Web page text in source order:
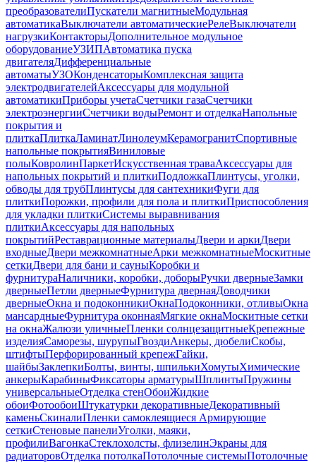
преобразователиПускатели магнитныеМодульная
автоматикаВыключатели автоматическиеРелеВыключатели
нагрузкиКонтакторыДополнительное модульное
оборудованиеУЗИПАвтоматика пуска
двигателяДифференциальные
автоматыУЗОКонденсаторыКомплексная защита
электродвигателейАксессуары для модульной
автоматикиПриборы учетаСчетчики газаСчетчики
электроэнергииСчетчики водыРемонт и отделкаНапольные
покрытия и
плиткаПлиткаЛаминатЛинолеумКерамогранитСпортивные
напольные покрытияВиниловые
полыКовролинПаркетИскусственная траваАксессуары для
напольных покрытий и плиткиПодложкаПлинтусы, уголки,
обводы для трубПлинтусы для сантехникиФуги для
плиткиПорожки, профили для пола и плиткиПриспособления
для укладки плиткиСистемы выравнивания
плиткиАксессуары для напольных
покрытийРеставрационные материалыДвери и аркиДвери
входныеДвери межкомнатныеАрки межкомнатныеМоскитные
сеткиДвери для бани и сауныКоробки и
фурнитураНаличники, коробки, доборыРучки дверныеЗамки
дверныеПетли дверныеФурнитура двернаяДоводчики
дверныеОкна и подоконникиОкнаПодоконники, отливыОкна
мансардныеФурнитура оконнаяМягкие окнаМоскитные сетки
на окнаЖалюзи уличныеПленки солнцезащитныеКрепежные
изделияСаморезы, шурупыГвоздиАнкеры, дюбелиСкобы,
штифтыПерфорированный крепежГайки,
шайбыЗаклепкиБолты, винты, шпилькиХомутыХимические
анкерыКарабиныФиксаторы арматурыШплинтыПружины
универсальныеОтделка стенОбоиЖидкие
обоиФотообоиШтукатурки декоративныеДекоративный
каменьСкиналиПленки самоклеящиеся Армирующие
сеткиСтеновые панелиУголки, маяки,
профилиВагонкаСтеклохолсты, флизелинЭкраны для
радиаторовОтделка потолкаПотолочные системыПотолочные